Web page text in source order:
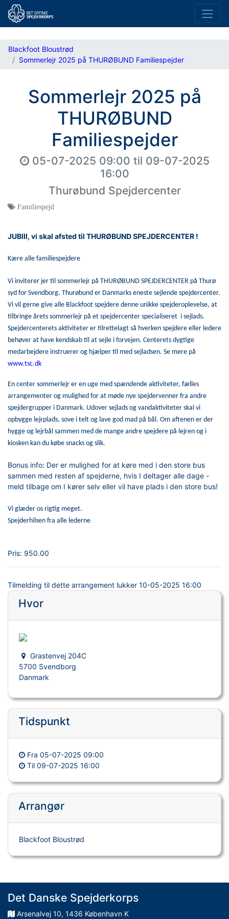
Blackfoot Bloustrød
Sommerlejr 2025 på THURØBUND Familiespejder
Sommerlejr 2025 på
THURØBUND
Familiespejder
05-07-2025 09:00 til 09-07-2025
16:00
Thurøbund Spejdercenter
Familiespejd
JUBIII, vi skal afsted til THURØBUND SPEJDERCENTER !
Kære alle familiespejdere
Vi inviterer jer til sommerlejr på THURØBUND SPEJDERCENTER på Thurø
syd for Svendborg. Thurøbund er Danmarks eneste sejlende spejdercenter.
Vi vil gerne give alle Blackfoot spejdere denne unikke spejderoplevelse, at
tilbringe årets sommerlejr på et spejdercenter specialiseret i sejlads.
Spejdercenterets aktiviteter er tilrettelagt så hverken spejdere eller ledere
behøver at have kendskab til at sejle i forvejen. Centerets dygtige
medarbejdere instruerer og hjælper til med sejladsen. Se mere på
www.tsc.dk
En center sommerlejr er en uge med spændende aktiviteter, fælles
arrangementer og mulighed for at møde nye spejdervenner fra andre
spejdergrupper i Danmark. Udover sejlads og vandaktiviteter skal vi
opbygge lejrplads, sove i telt og lave god mad på bål. Om aftenen er der
hygge og lejrbål sammen med de mange andre spejdere på lejren og i
kiosken kan du købe snacks og slik.
Bonus info: Der er mulighed for at køre med i den store bus
sammen med resten af spejderne, hvis I deltager alle dage -
meld tilbage om I kører selv eller vil have plads i den store bus!
Vi glæder os rigtig meget.
Spejderhilsen fra alle lederne
Pris: 950.00
Tilmelding til dette arrangement lukker 10-05-2025 16:00
Hvor
Grastenvej 204C
5700 Svendborg
Danmark
Tidspunkt
Fra 05-07-2025 09:00
Til 09-07-2025 16:00
Arrangør
Blackfoot Bloustrød
Det Danske Spejderkorps
Arsenalvej 10, 1436 København K